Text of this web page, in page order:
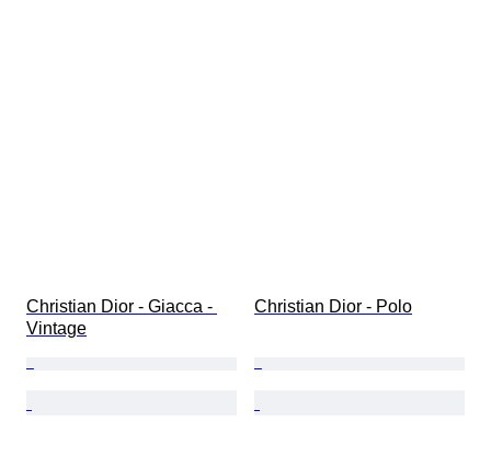
Christian Dior - Giacca -
Vintage
Christian Dior - Polo